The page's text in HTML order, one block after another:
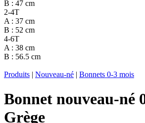
B : 47 cm
2-4T
A : 37 cm
B : 52 cm
4-6T
A : 38 cm
B : 56.5 cm
Produits | Nouveau-né | Bonnets 0-3 mois
Bonnet nouveau-né
Grège